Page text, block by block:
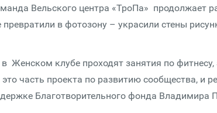
Вельского центра «ТроПа» продолжает
превратили в фотозону – украсили стены
Женском клубе проходят занятия по
часть проекта по развитию сообщества, и
Благотворительного фонда Владимира